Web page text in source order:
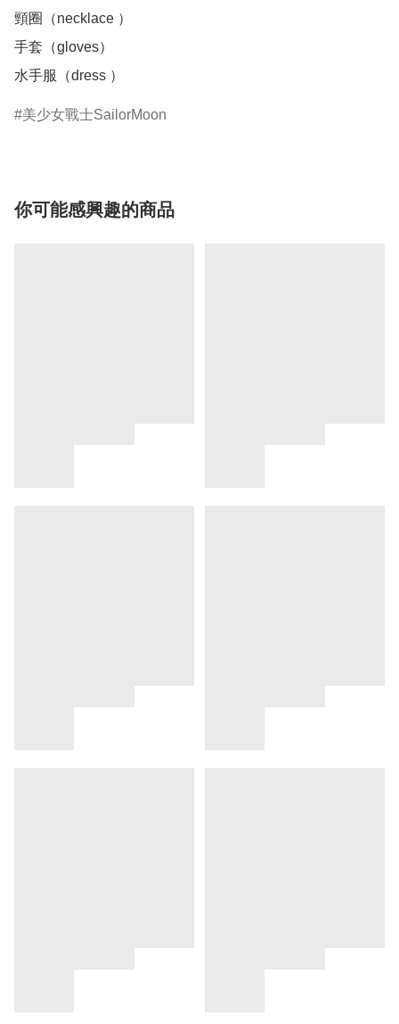
頸圈（necklace ）
手套（gloves）
美少女戰士SailorMoon
你可能感興趣的商品